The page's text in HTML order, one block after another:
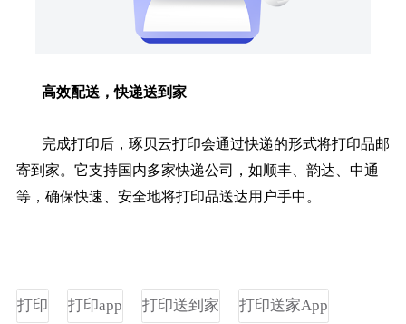
高效配送，快递送到家
完成打印后，琢贝云打印会通过快递的形式将打印品邮
寄到家。它支持国内多家快递公司，如顺丰、韵达、中通
等，确保快速、安全地将打印品送达用户手中。
打印 打印app 打印送到家 打印送家App